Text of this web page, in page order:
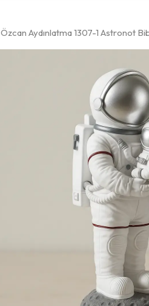
Özcan Aydınlatma 1307-1 Astronot